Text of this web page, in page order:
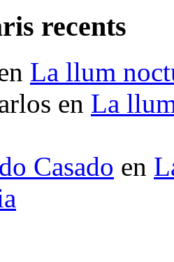
recents
La llum
en La
Casado en